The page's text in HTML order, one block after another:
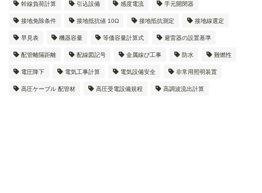
幹線負荷計算 引込設備 感度電流 手元開閉器
接地免除条件 接地抵抗値 10Ω 接地抵抗測定 接地線選定
早見表 機器容量 等価容量計算式 避雷器の設置基準
配管離隔距離 配線図記号 金属線ぴ工事 防水 難燃性
電圧降下 電気工事計算 電気設備安全 非常用照明装置
高圧ケーブル 配管材 高圧受電設備規程 高調波流出計算